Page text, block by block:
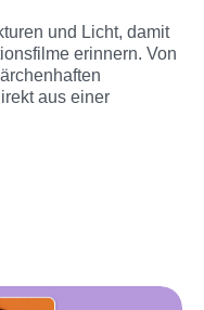
und Licht, damit
erinnern. Von
aus einer